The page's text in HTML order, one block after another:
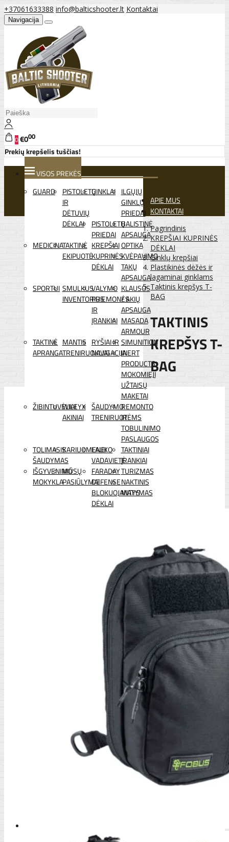
+37061633388 info@balticshooter.lt Kontaktai
Navigacija
0€000
Prekių krepšelis tuščias!
VISOS PREKĖS
GUARD
PISTOLETŲ
IR
DĖTUVIŲ
DĖKLAI
GINKLAI ILGŲJŲ
GINKLŲ
PRIEDAI
PISTOLETŲ
PRIEDAI
BALISTINĖ
APSAUGA
MEDICINATAKTINĖ
EKIPUOTĖ
KREPŠIAI
KUPRINĖS
DĖKLAI
OPTIKA
KVĖPAVIMO
TAKŲ
APSAUGA
SPORTUI SMULKUS
INVENTORIUS
VALYMO
PRIEMONĖS
IR
ĮRANKIAI
KLAUSOS
/ AKIŲ
APSAUGA
MASADA
ARMOUR
TAKTINĖ
APRANGA
MANTIS
TRENIRUOKLIAI
RYŠIAI IR
NAVIGACIJA
SIMUNITION
INERT
PRODUCTS
MOKOMIEJI
UŽTAISŲ
MAKETAI
ŽIBINTUVĖLIAI
WILEYX
AKINIAI
ŠAUDYMO
TRENIRUOTĖMS
REMONTO
IR
TOBULINIMO
PASLAUGOS
TOLIMASIS
ŠAUDYMAS
KARIUOMENEI
LAUKO
VADAVIETĖ
TAKTINIAI
ĮRANKIAI
IŠGYVENIMO
MOKYKLA
MŪSŲ
PASIŪLYMAI
FARADAY
DEFENSE
BLOKUOJANTYS
DĖKLAI
TURIZMAS
NAKTINIS
MATYMAS
APIE MUS
KONTAKTAI
Pagrindinis
KREPŠIAI KUPRINĖS
DĖKLAI
Ginklų krepšiai
Plastikinės dėžės ir
lagaminai ginklams
Taktinis krepšys T-
BAG
TAKTINIS
KREPŠYS T-
BAG